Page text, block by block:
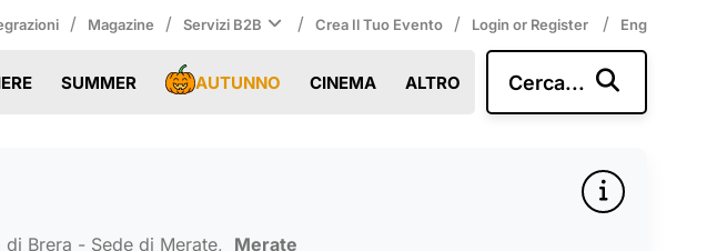
/ Magazine / Servizi B2B / Crea Il Tuo Evento / Login or Register / Eng
SUMMER AUTUNNO CINEMA ALTRO Cerca...
Brera - Sede di Merate, Merate